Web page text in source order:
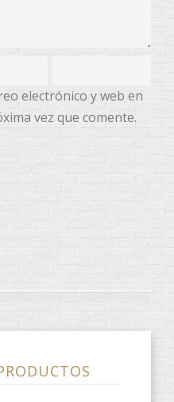
electrónico y web en
vez que comente.